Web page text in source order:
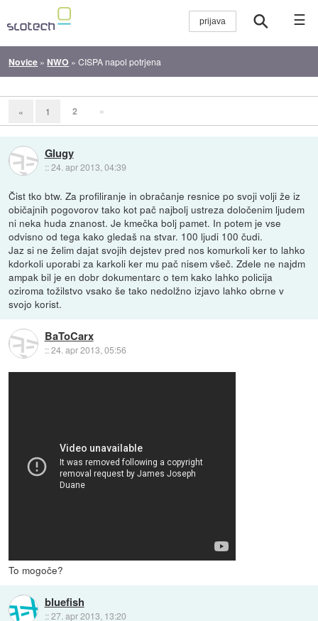
☰
Novice » NWO »CISPA napol potrjena
« 1 2 »
Glugy
::24. apr 2013, 04:39
Čist tko btw. Za profiliranje in obračanje resnice po svoji volji že iz
običajnih pogovorov tako kot pač najbolj ustreza določenim ljudem
ni neka huda znanost. Je kmečka bolj pamet. In potem je vse
odvisno od tega kako gledaš na stvar. 100 ljudi 100 čudi.
Jaz si ne želim dajat svojih dejstev pred nos komurkoli ker to lahko
kdorkoli uporabi za karkoli ker mu pač nisem všeč. Zdele ne najdm
ampak bil je en dobr dokumentarc o tem kako lahko policija
oziroma tožilstvo vsako še tako nedolžno izjavo lahko obrne v
svojo korist.
BaToCarx
::24. apr 2013, 05:56
To mogoče?
bluefish
::27. apr 2013, 13:20